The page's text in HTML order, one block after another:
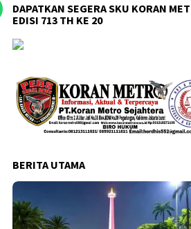
DAPATKAN SEGERA SKU KORAN
EDISI 713 TH KE 20
BERITA UTAMA